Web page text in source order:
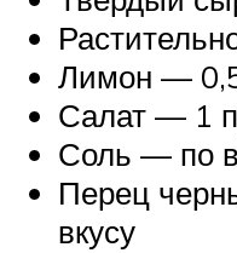
Лимон —
Салат — 1
Соль — по
Перец
вкусу